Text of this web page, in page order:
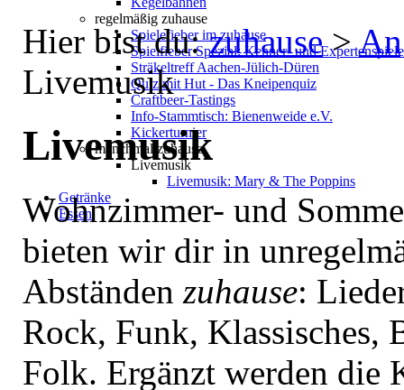
regelmäßig zuhause
Spielefieber im zuhause
Spielfieber Spezial: Kenner- und
Sträkeltreff Aachen-Jülich-Düren
Quiz mit Hut - Das Kneipenquiz
Craftbeer-Tastings
Info-Stammtisch: Bienenweide e.V.
Kickerturnier
manchmal zuhause
Livemusik
Livemusik: Mary & The Poppins
Getränke
Essen
Hier bist du:zuhause>
Livemusik
Livemusik
Wohnzimmer- und
bieten wir dir in
Abständen zuhause:
Rock, Funk, Klassisches,
Folk. Ergänzt werden die